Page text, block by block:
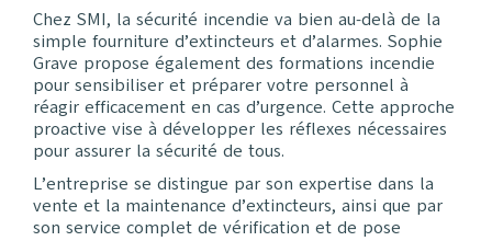
Chez SMI, la sécurité incendie va bien au-delà de la
simple fourniture d’extincteurs et d’alarmes. Sophie
Grave propose également des formations incendie
pour sensibiliser et préparer votre personnel à
réagir efficacement en cas d’urgence. Cette approche
proactive vise à développer les réflexes nécessaires
pour assurer la sécurité de tous.
L’entreprise se distingue par son expertise dans la
vente et la maintenance d’extincteurs, ainsi que par
son service complet de vérification et de pose